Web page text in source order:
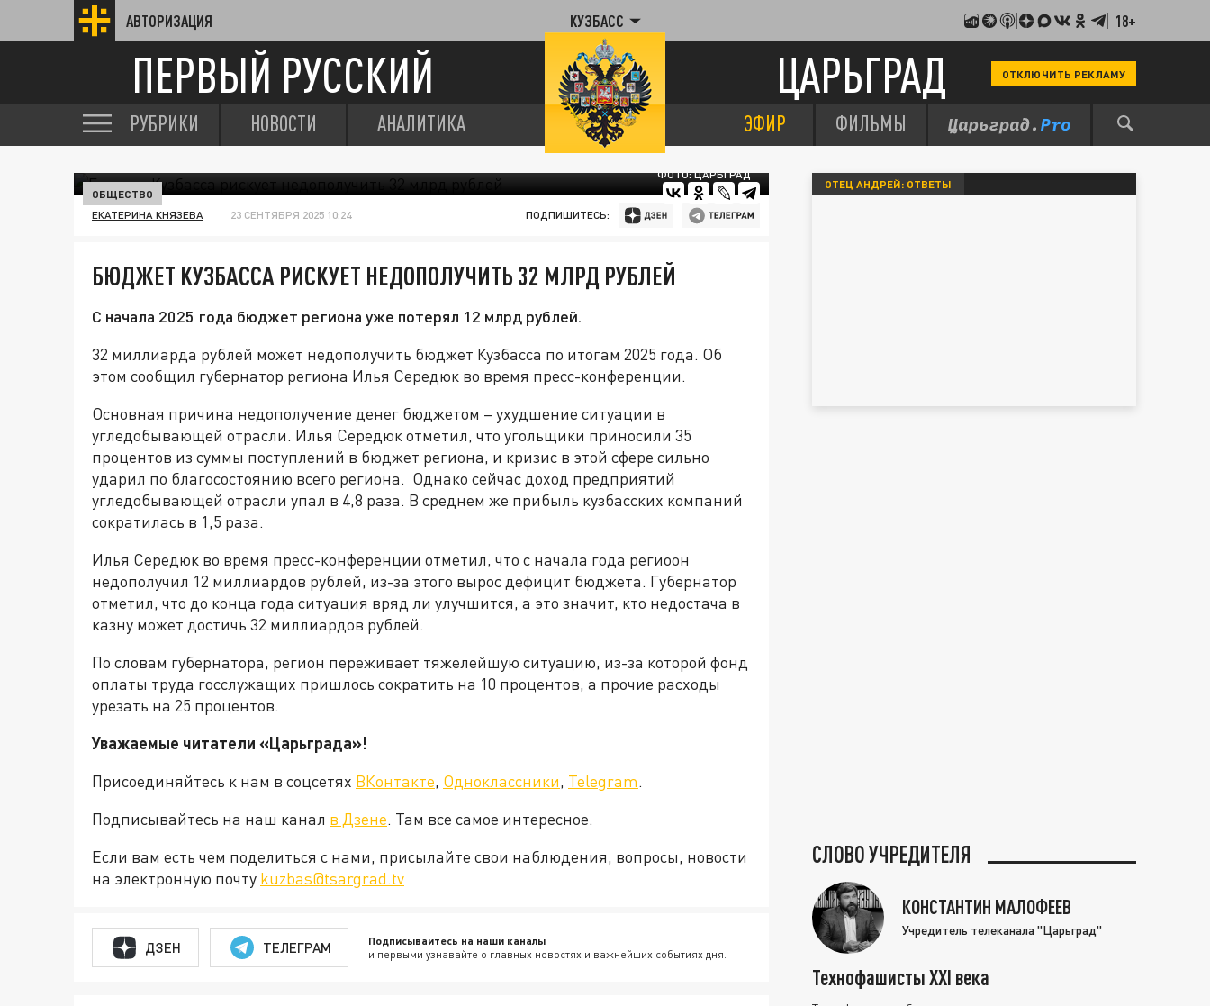
АВТОРИЗАЦИЯ КУЗБАСС 18+
ПЕРВЫЙ РУССКИЙ ЦАРЬГРАД ОТКЛЮЧИТЬ РЕКЛАМУ
РУБРИКИ НОВОСТИ АНАЛИТИКА ЭФИР ФИЛЬМЫ
ФОТО: ЦАРЬГРАД
ОБЩЕСТВО
ЕКАТЕРИНА КНЯЗЕВА 23 СЕНТЯБРЯ 2025 10:24 ПОДПИШИТЕСЬ:
БЮДЖЕТ КУЗБАССА РИСКУЕТ НЕДОПОЛУЧИТЬ 32 МЛРД РУБЛЕЙ
С начала 2025 года бюджет региона уже потерял 12 млрд рублей.
32 миллиарда рублей может недополучить бюджет Кузбасса по итогам 2025 года. Об
этом сообщил губернатор региона Илья Середюк во время пресс-конференции.
Основная причина недополучение денег бюджетом – ухудшение ситуации в
угледобывающей отрасли. Илья Середюк отметил, что угольщики приносили 35
процентов из суммы поступлений в бюджет региона, и кризис в этой сфере сильно
ударил по благосостоянию всего региона. Однако сейчас доход предприятий
угледобывающей отрасли упал в 4,8 раза. В среднем же прибыль кузбасских компаний
сократилась в 1,5 раза.
Илья Середюк во время пресс-конференции отметил, что с начала года региоон
недополучил 12 миллиардов рублей, из-за этого вырос дефицит бюджета. Губернатор
отметил, что до конца года ситуация вряд ли улучшится, а это значит, кто недостача в
казну может достичь 32 миллиардов рублей.
По словам губернатора, регион переживает тяжелейшую ситуацию, из-за которой фонд
оплаты труда госслужащих пришлось сократить на 10 процентов, а прочие расходы
урезать на 25 процентов.
Уважаемые читатели «Царьграда»!
Присоединяйтесь к нам в соцсетях ВКонтакте, Одноклассники, Telegram.
Подписывайтесь на наш канал в Дзене. Там все самое интересное.
Если вам есть чем поделиться с нами, присылайте свои наблюдения, вопросы, новости
на электронную почту kuzbas@tsargrad.tv
ДЗЕН ТЕЛЕГРАМ Подписывайтесь на наши каналы
и первыми узнавайте о главных новостях и важнейших событиях дня.
ОТЕЦ АНДРЕЙ: ОТВЕТЫ
СЛОВО УЧРЕДИТЕЛЯ
КОНСТАНТИН МАЛОФЕЕВ
Учредитель телеканала "Царьград"
Технофашисты XXI века